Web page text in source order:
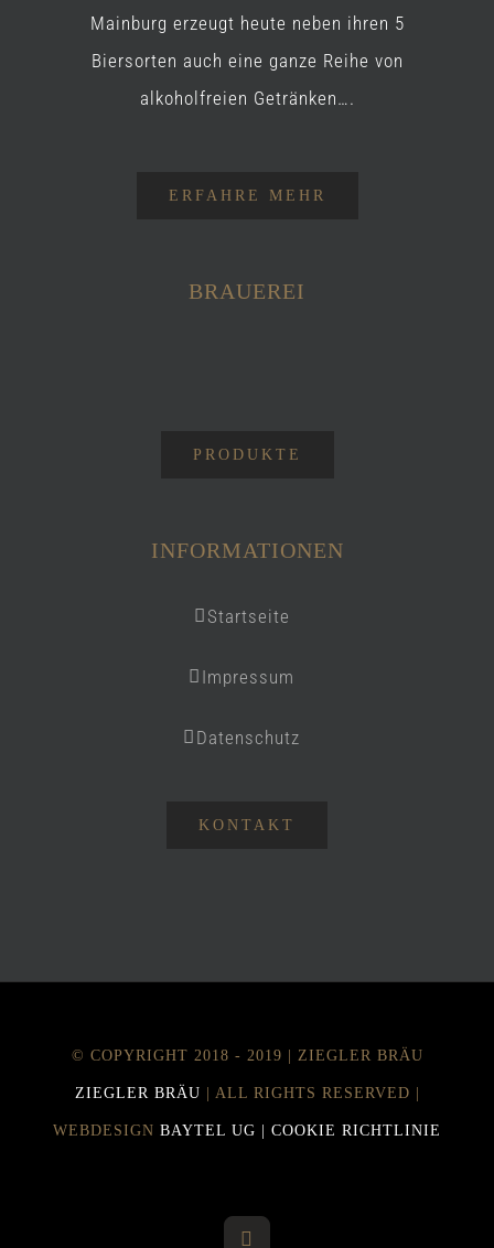
Mainburg erzeugt heute neben ihren 5
Biersorten auch eine ganze Reihe von
alkoholfreien Getränken….
ERFAHRE MEHR
BRAUEREI
PRODUKTE
INFORMATIONEN
Startseite
Impressum
Datenschutz
KONTAKT
© COPYRIGHT 2018 - 2019 | ZIEGLER BRÄU
ZIEGLER BRÄU | ALL RIGHTS RESERVED |
WEBDESIGN BAYTEL UG | COOKIE RICHTLINIE